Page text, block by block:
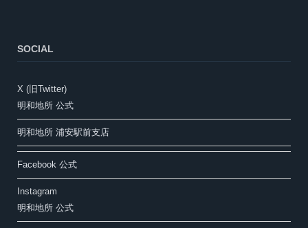
SOCIAL
X (旧Twitter)
明和地所 公式
明和地所 浦安駅前支店
Facebook 公式
Instagram
明和地所 公式